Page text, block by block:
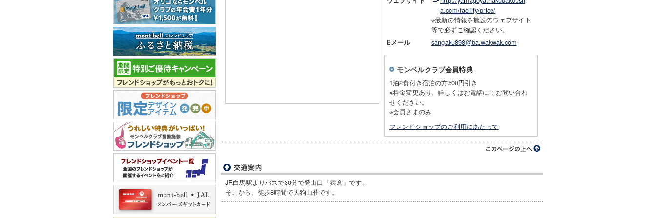
a.com/facility/price/
※最新の情報を施設のウェブサイト
等で必ずご確認ください。
Eメール sangaku898@ba.wakwak.com
モンベルクラブ会員特典
1泊2食付き宿泊の方500円引き
※料金変更あり。詳しくはお電話にてお問い合わ
せください。
※会員さまのみ
フレンドショップのご利用にあたって
JR白馬駅よりバスで30分で登山口「猿倉」です。
そこから、徒歩8時間で天狗山荘です。